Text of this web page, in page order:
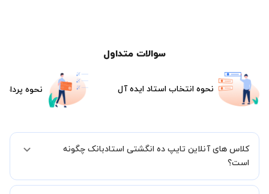
سوالات متداول
نحوه انتخاب استاد ایده آل نحوه
کلاس های آنلاین تایپ ده انگشتی استادبانک چگونه
است؟